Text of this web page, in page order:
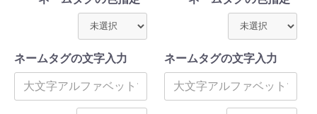
ネームタグの文字入力 ネームタグの文字入力